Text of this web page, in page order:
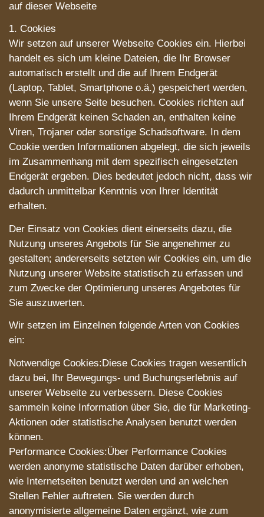
auf dieser Webseite
1. Cookies
Wir setzen auf unserer Webseite Cookies ein. Hierbei
handelt es sich um kleine Dateien, die Ihr Browser
automatisch erstellt und die auf Ihrem Endgerät
(Laptop, Tablet, Smartphone o.ä.) gespeichert werden,
wenn Sie unsere Seite besuchen. Cookies richten auf
Ihrem Endgerät keinen Schaden an, enthalten keine
Viren, Trojaner oder sonstige Schadsoftware. In dem
Cookie werden Informationen abgelegt, die sich jeweils
im Zusammenhang mit dem spezifisch eingesetzten
Endgerät ergeben. Dies bedeutet jedoch nicht, dass wir
dadurch unmittelbar Kenntnis von Ihrer Identität
erhalten.
Der Einsatz von Cookies dient einerseits dazu, die
Nutzung unseres Angebots für Sie angenehmer zu
gestalten; andererseits setzten wir Cookies ein, um die
Nutzung unserer Website statistisch zu erfassen und
zum Zwecke der Optimierung unseres Angebotes für
Sie auszuwerten.
Wir setzen im Einzelnen folgende Arten von Cookies
ein:
Notwendige Cookies:Diese Cookies tragen wesentlich
dazu bei, Ihr Bewegungs- und Buchungserlebnis auf
unserer Webseite zu verbessern. Diese Cookies
sammeln keine Information über Sie, die für Marketing-
Aktionen oder statistische Analysen benutzt werden
können.
Performance Cookies:Über Performance Cookies
werden anonyme statistische Daten darüber erhoben,
wie Internetseiten benutzt werden und an welchen
Stellen Fehler auftreten. Sie werden durch
anonymisierte allgemeine Daten ergänzt, wie zum